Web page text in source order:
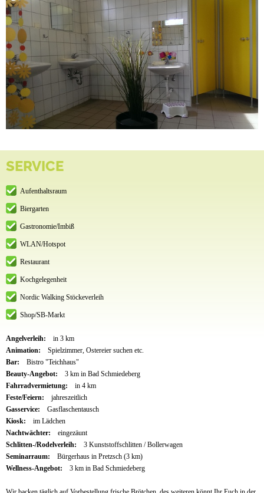
SERVICE
Aufenthaltsraum
Biergarten
Gastronomie/Imbiß
WLAN/Hotspot
Restaurant
Kochgelegenheit
Nordic Walking Stöckeverleih
Shop/SB-Markt
Angelverleih:
in 3 km
Animation:
Spielzimmer, Ostereier suchen etc.
Bar:
Bistro "Teichhaus"
Beauty-Angebot:
3 km in Bad Schmiedeberg
Fahrradvermietung:
in 4 km
Feste/Feiern:
jahreszeitlich
Gasservice:
Gasflaschentausch
Kiosk:
im Lädchen
Nachtwächter:
eingezäunt
Schlitten-/Rodelverleih:
3 Kunststoffschlitten / Bollerwagen
Seminarraum:
Bürgerhaus in Pretzsch (3 km)
Wellness-Angebot:
3 km in Bad Schmiedeberg